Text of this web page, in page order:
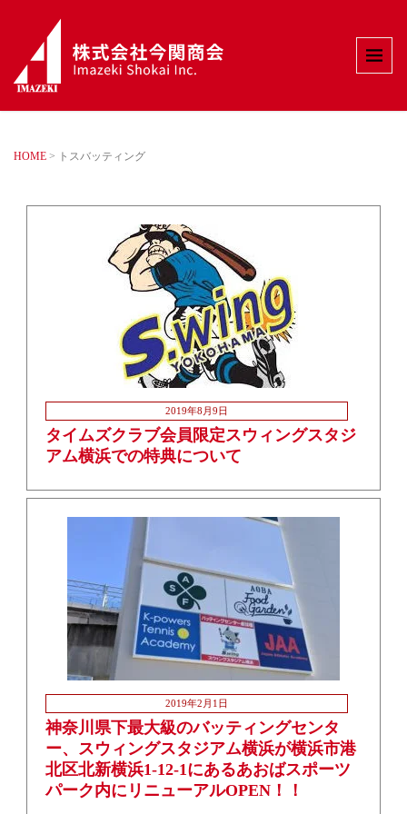
HOME > トスバッティング
2019年8月9日
タイムズクラブ会員限定スウィングスタジ
アム横浜での特典について
2019年2月1日
神奈川県下最大級のバッティングセンタ
ー、スウィングスタジアム横浜が横浜市港
北区北新横浜1-12-1にあるあおばスポーツ
パーク内にリニューアルOPEN！！